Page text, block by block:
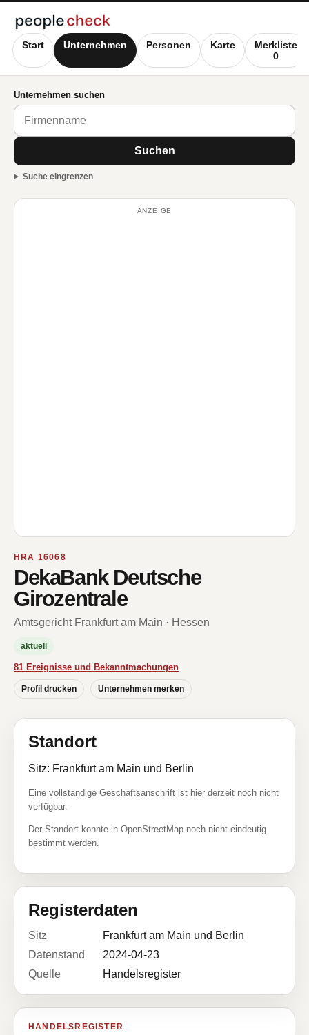
Start Unternehmen Personen Karte
Merkliste
0
Unternehmen suchen
Suchen
Suche eingrenzen
ANZEIGE
HRA 16068
DekaBank Deutsche
Girozentrale
Amtsgericht Frankfurt am Main · Hessen
aktuell
81 Ereignisse und Bekanntmachungen
Profil drucken Unternehmen merken
Standort
Sitz: Frankfurt am Main und Berlin
Eine vollständige Geschäftsanschrift ist hier derzeit noch nicht
verfügbar.
Der Standort konnte in OpenStreetMap noch nicht eindeutig
bestimmt werden.
Registerdaten
Sitz
Frankfurt am Main und Berlin
Datenstand
2024-04-23
Quelle
Handelsregister
HANDELSREGISTER